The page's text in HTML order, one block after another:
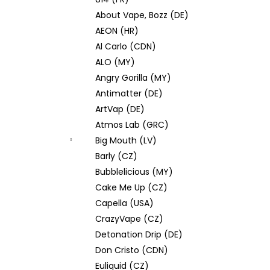
About Vape, Bozz (DE)
AEON (HR)
Al Carlo (CDN)
ALO (MY)
Angry Gorilla (MY)
Antimatter (DE)
ArtVap (DE)
Atmos Lab (GRC)
Big Mouth (LV)
Barly (CZ)
Bubblelicious (MY)
Cake Me Up (CZ)
Capella (USA)
CrazyVape (CZ)
Detonation Drip (DE)
Don Cristo (CDN)
Euliquid (CZ)
JOYETECH BF SS316 ATOMIZER 0,6OHM